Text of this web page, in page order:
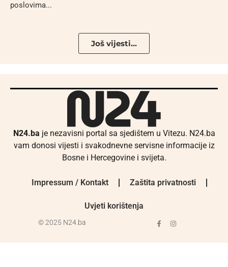
poslovima...
Još vijesti...
N24.ba je nezavisni portal sa sjedištem u Vitezu. N24.ba
vam donosi vijesti i svakodnevne servisne informacije iz
Bosne i Hercegovine i svijeta.
Impressum / Kontakt Zaštita privatnosti
Uvjeti korištenja
© 2025 N24.ba